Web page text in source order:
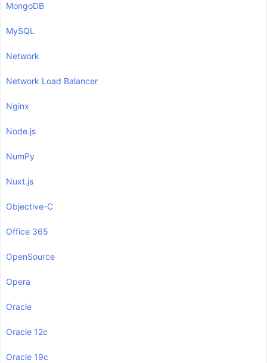
MongoDB
MySQL
Network
Network Load Balancer
Nginx
Node.js
NumPy
Nuxt.js
Objective-C
Office 365
OpenSource
Opera
Oracle
Oracle 12c
Oracle 19c